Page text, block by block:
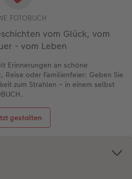
FOTOBUCH
vom Glück, vom
- vom Leben
Erinnerungen an schöne
Reise oder Familienfeier: Geben Sie
zum Strahlen – in einem selbst
gestalten